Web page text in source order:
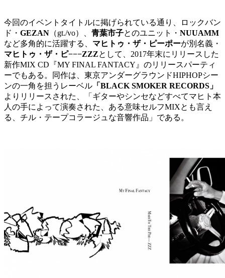
今回のイベントタイトルに掲げられている通り、ロックバン
ド・ GEZAN （gt./vo）、 青葉市子とのユニット・ NUUAMM
など多角的に活躍する、 マヒトゥ・ザ・ピーポーが別名義・
マヒトゥ・ザ・ピ−−−ZZZとして、2017年末にリリースした
新作MIX CD『MY FINAL FANTACY』のリリースパーティ
ーでもある。同作は、東京アンダーグラウンドHIPHOPシー
ンの一角を担うレーベル 「BLACK SMOKER RECORDS」
よりリリースされた、「ギターやシンセなどすべてマヒト本
人の手によって演奏された、ある意味セルフMIXとも言え
る、チル・テープコラージュな音響作品」である。